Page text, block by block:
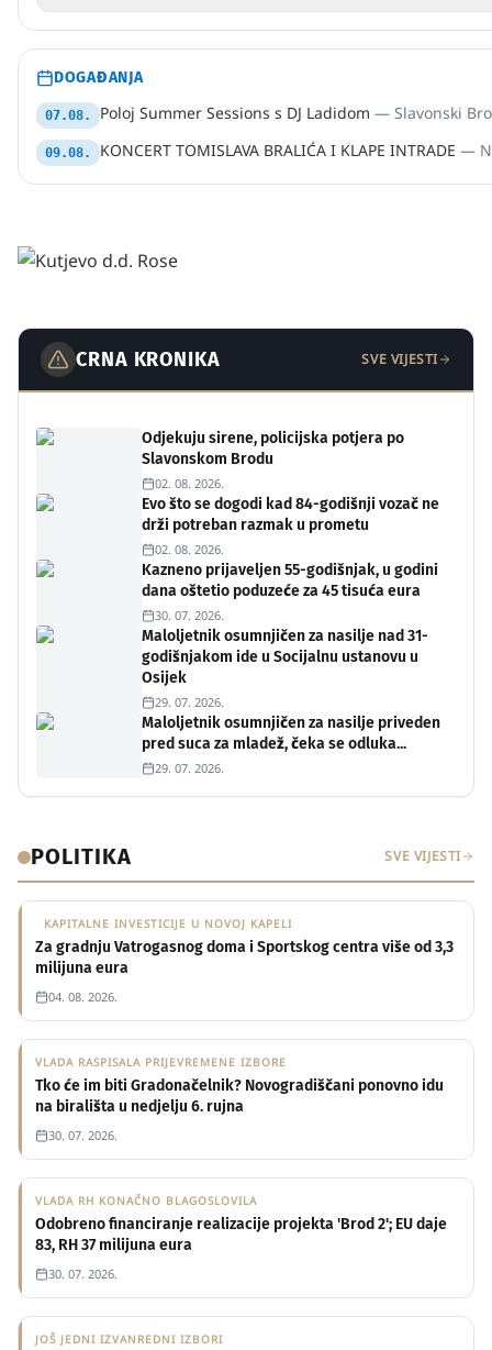
DOGAĐANJA
07.08. Poloj Summer Sessions s DJ Ladidom — Slavonski
09.08. KONCERT TOMISLAVA BRALIĆA I KLAPE INTRADE —
CRNA KRONIKA SVE VIJESTI
oriovački vatrogasci
Odjekuju sirene, policijska potjera po
Slavonskom Brodu
02. 08. 2026.
Evo što se dogodi kad 84-godišnji vozač ne
drži potreban razmak u prometu
02. 08. 2026.
Kazneno prijaveljen 55-godišnjak, u godini
dana oštetio poduzeće za 45 tisuća eura
30. 07. 2026.
Maloljetnik osumnjičen za nasilje nad 31-
godišnjakom ide u Socijalnu ustanovu u
Osijek
29. 07. 2026.
Maloljetnik osumnjičen za nasilje priveden
pred suca za mladež, čeka se odluka...
29. 07. 2026.
POLITIKA SVE VIJESTI
KAPITALNE INVESTICIJE U NOVOJ KAPELI
Za gradnju Vatrogasnog doma i Sportskog centra više od 3,3
milijuna eura
04. 08. 2026.
VLADA RASPISALA PRIJEVREMENE IZBORE
Tko će im biti Gradonačelnik? Novogradiščani ponovno idu
na birališta u nedjelju 6. rujna
30. 07. 2026.
VLADA RH KONAČNO BLAGOSLOVILA
Odobreno financiranje realizacije projekta 'Brod 2'; EU daje
83, RH 37 milijuna eura
30. 07. 2026.
JOŠ JEDNI IZVANREDNI IZBORI